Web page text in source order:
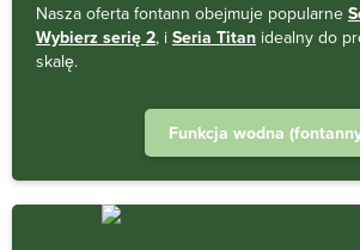
Nasza oferta fontann obejmuje popularne
Wybierz serię 2, i Seria Titan idealny do
skalę.
Funkcja wodna